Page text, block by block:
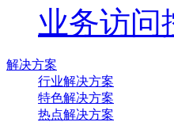
业务访问
解决方案
行业解决方案
特色解决方案
热点解决方案